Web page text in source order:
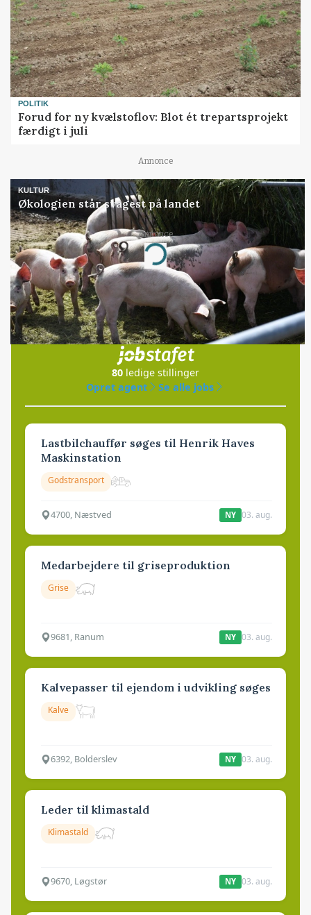
POLITIK
Forud for ny kvælstoflov: Blot ét trepartsprojekt
færdigt i juli
Annonce
KULTUR
Økologien står svagest på landet
Annonce
Loading...
Jobs
i samarbejde med
80 ledige stillinger
Opret agent
Se alle jobs
Lastbilchauffør søges til Henrik Haves
Maskinstation
Godstransport
4700, Næstved NY 03. aug.
Medarbejdere til griseproduktion
Grise
9681, Ranum NY 03. aug.
Kalvepasser til ejendom i udvikling søges
Kalve
6392, Bolderslev NY 03. aug.
Leder til klimastald
Klimastald
9670, Løgstør NY 03. aug.